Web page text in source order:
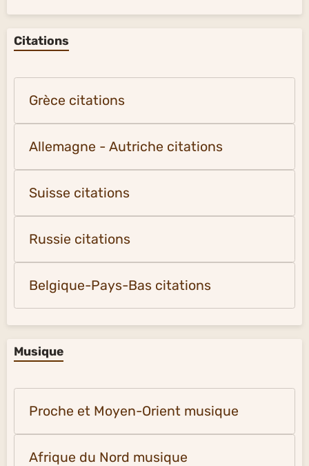
Citations
Grèce citations
Allemagne - Autriche citations
Suisse citations
Russie citations
Belgique-Pays-Bas citations
Musique
Proche et Moyen-Orient musique
Afrique du Nord musique